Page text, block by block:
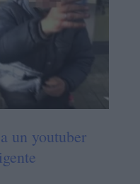
un youtuber